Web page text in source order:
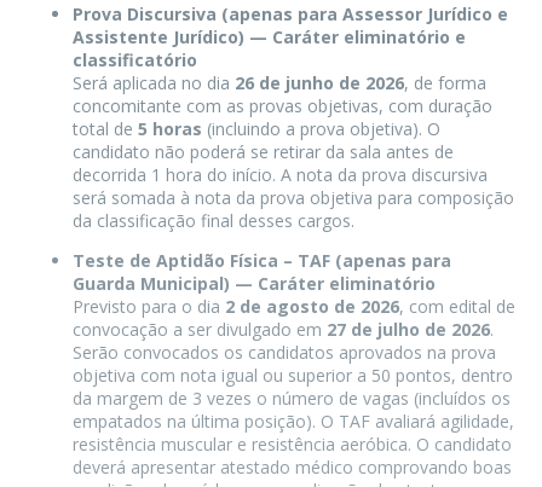
Prova Discursiva (apenas para Assessor Jurídico e
Assistente Jurídico) — Caráter eliminatório e
classificatório
Será aplicada no dia 26 de junho de 2026, de forma
concomitante com as provas objetivas, com duração
total de 5 horas (incluindo a prova objetiva). O
candidato não poderá se retirar da sala antes de
decorrida 1 hora do início. A nota da prova discursiva
será somada à nota da prova objetiva para composição
da classificação final desses cargos.
Teste de Aptidão Física – TAF (apenas para
Guarda Municipal) — Caráter eliminatório
Previsto para o dia 2 de agosto de 2026, com edital de
convocação a ser divulgado em 27 de julho de 2026.
Serão convocados os candidatos aprovados na prova
objetiva com nota igual ou superior a 50 pontos, dentro
da margem de 3 vezes o número de vagas (incluídos os
empatados na última posição). O TAF avaliará agilidade,
resistência muscular e resistência aeróbica. O candidato
deverá apresentar atestado médico comprovando boas